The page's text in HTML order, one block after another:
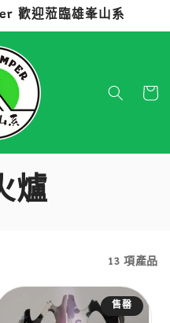
歡迎蒞臨雄峯山系
物
爐
13 項產品
售罄